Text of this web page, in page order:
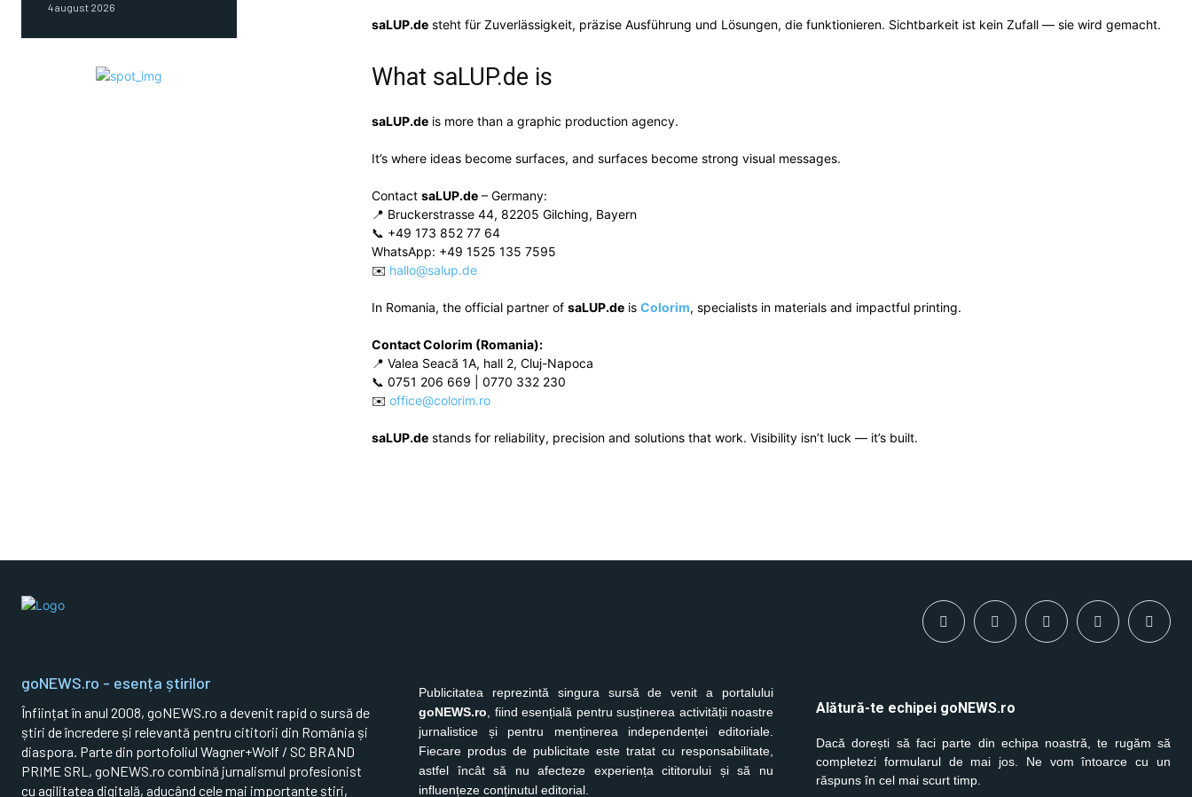
4 august 2026
saLUP.desteht für Zuverlässigkeit, präzise Ausführung und Lösungen, die funktionieren. Sichtbarkeit ist kein Zufall — sie wird gemacht.
What saLUP.de is
saLUP.deis more than a graphic production agency.
It’s where ideas become surfaces, and surfaces become strong visual messages.
Contact saLUP.de– Germany:
📍 Bruckerstrasse 44, 82205 Gilching, Bayern
📞 +49 173 852 77 64
WhatsApp: +49 1525 135 7595
✉️ hallo@salup.de
In Romania, the official partner of saLUP.deis Colorim, specialists in materials and impactful printing.
Contact Colorim (Romania):
📍 Valea Seacă 1A, hall 2, Cluj-Napoca
📞 0751 206 669 | 0770 332 230
✉️ office@colorim.ro
saLUP.destands for reliability, precision and solutions that work. Visibility isn’t luck — it’s built.
goNEWS.ro - esența știrilor
Înființat în anul 2008, goNEWS.ro a devenit rapid o sursă de
știri de încredere și relevantă pentru cititorii din România și
diaspora. Parte din portofoliul Wagner+Wolf / SC BRAND
PRIME SRL, goNEWS.ro combină jurnalismul profesionist
cu agilitatea digitală, aducând cele mai importante știri,
Publicitatea reprezintă singura sursă de venit a portalului
goNEWS.ro, fiind esențială pentru susținerea activității noastre
jurnalistice și pentru menținerea independenței editoriale.
Fiecare produs de publicitate este tratat cu responsabilitate,
astfel încât să nu afecteze experiența cititorului și să nu
influențeze conținutul editorial.
Alătură-te echipei goNEWS.ro
Dacă dorești să faci parte din echipa noastră, te rugăm să
completezi formularul de mai jos. Ne vom întoarce cu un
răspuns în cel mai scurt timp.